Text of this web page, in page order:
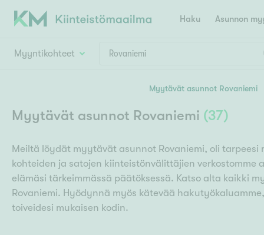
Haku Asunnon
E
H
Hamina Helsinki
Hyvinkää
Hämeenlinna
Myyntikohteet
Asuntotyyppi
Myytävät asunnot Rovaniemi
Myytävät asunnot Rovaniemi (37)
Meiltä löydät myytävät asunnot Rovaniemi, oli tarpeesi
kohteiden ja satojen kiinteistönvälittäjien verkostomme
elämäsi tärkeimmässä päätöksessä. Katso alta kaikki
Rovaniemi. Hyödynnä myös kätevää
toiveidesi mukaisen kodin.